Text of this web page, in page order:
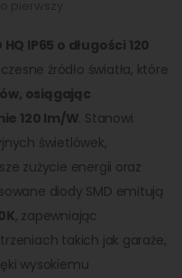
IP65 o długości 120
źródło światła, które
osiągając
120 lm/W. Stanowi
świetlówek,
zużycie energii oraz
diody SMD emitują
, zapewniając
takich jak garaże,
wysokiemu